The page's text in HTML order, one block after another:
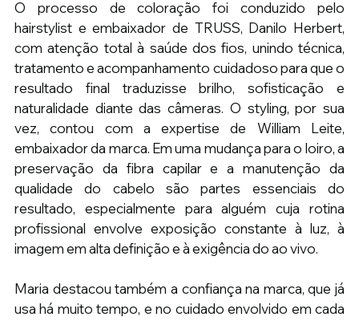
O processo de coloração foi conduzido pelo
hairstylist e embaixador de TRUSS, Danilo Herbert,
com atenção total à saúde dos fios, unindo técnica,
tratamento e acompanhamento cuidadoso para que o
resultado final traduzisse brilho, sofisticação e
naturalidade diante das câmeras. O styling, por sua
vez, contou com a expertise de William Leite,
embaixador da marca. Em uma mudança para o loiro, a
preservação da fibra capilar e a manutenção da
qualidade do cabelo são partes essenciais do
resultado, especialmente para alguém cuja rotina
profissional envolve exposição constante à luz, à
imagem em alta definição e à exigência do ao vivo.
Maria destacou também a confiança na marca, que já
usa há muito tempo, e no cuidado envolvido em cada